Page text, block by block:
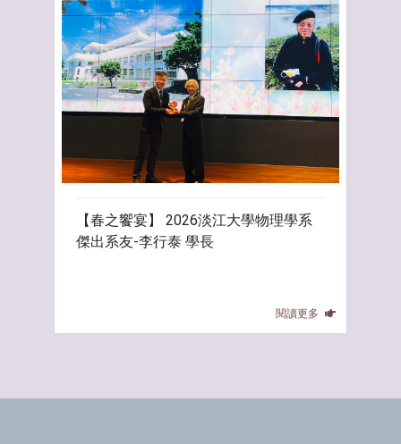
【春之饗宴】 2026淡江大學物理學系
傑出系友-李行泰 學長
閱讀更多